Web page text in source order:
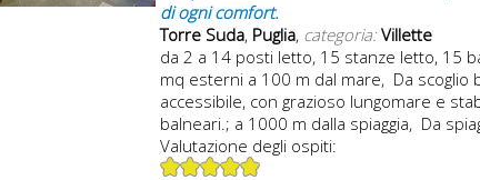
di ogni comfort.
Torre Suda, Puglia, categoria: Villette
da 2 a 14 posti letto, 15 stanze letto, 15
mq esterni a 100 m dal mare, Da scoglio
accessibile, con grazioso lungomare e
balneari.; a 1000 m dalla spiaggia, Da
Valutazione degli ospiti: